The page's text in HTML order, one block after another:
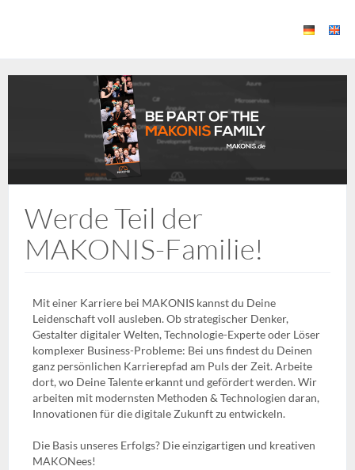
Werde Teil der
MAKONIS-Familie!
Mit einer Karriere bei MAKONIS kannst du Deine
Leidenschaft voll ausleben. Ob strategischer Denker,
Gestalter digitaler Welten, Technologie-Experte oder Löser
komplexer Business-Probleme: Bei uns findest du Deinen
ganz persönlichen Karrierepfad am Puls der Zeit. Arbeite
dort, wo Deine Talente erkannt und gefördert werden. Wir
arbeiten mit modernsten Methoden & Technologien daran,
Innovationen für die digitale Zukunft zu entwickeln.
Die Basis unseres Erfolgs? Die einzigartigen und kreativen
MAKONees!